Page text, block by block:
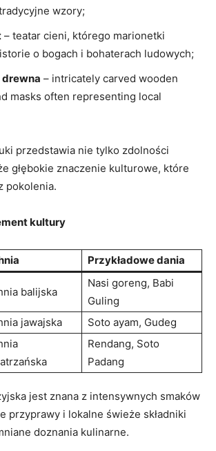
wzory;
–​ teatar cieni, którego marionetki
o bogach⁢ i ⁣bohaterach ⁢ludowych;
drewna – intricately carved wooden
masks often representing local
przedstawia nie‌ tylko zdolności
głębokie znaczenie kulturowe, które
pokolenia.
kultury
Przykładowe dania
balijska
Nasi goreng, Babi
Guling
jawajska Soto ‌ayam, Gudeg
Rendang, ⁢Soto‍
Padang
jest znana z ‌intensywnych⁤ smaków
przyprawy i lokalne świeże składniki
doznania kulinarne.